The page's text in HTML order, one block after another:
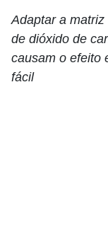
Adaptar a
de dióxido de
causam o efeito
fácil